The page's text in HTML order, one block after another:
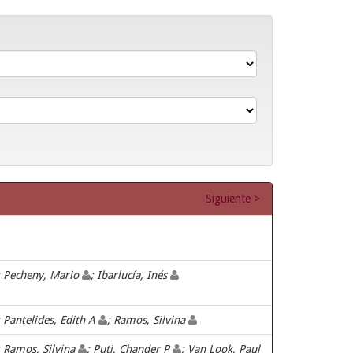
Siguiente >
Pecheny, Mario ; Ibarlucía, Inés
Pantelides, Edith A ; Ramos, Silvina
Ramos, Silvina ; Puti, Chander P ; Van Look, Paul